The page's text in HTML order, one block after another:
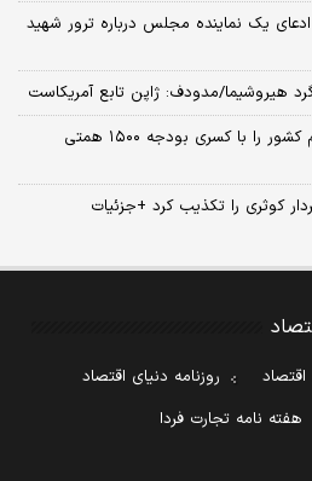
یک نماینده مجلس درباره ترور شهید
هیروشیما/مدودف: ژاپن تابع آمریکاست
یوسف پزشکیان: دولت چهاردهم کشور را با کسری بودجه ۱۵۰۰ همتی
کوثری را تکذیب کرد +جزئیات
روزنامه دنیای اقتصاد
هفته نامه تجارت فردا